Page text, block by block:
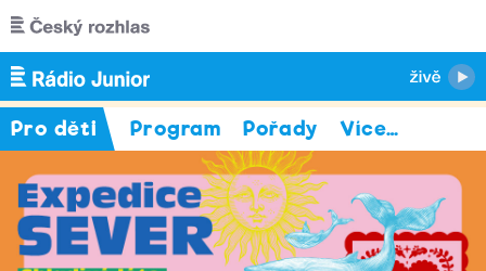
Přejít k hlavnímu obsahu
Pro děti Program Pořady Více…